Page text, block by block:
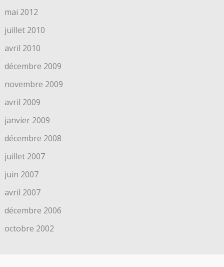
mai 2012
juillet 2010
avril 2010
décembre 2009
novembre 2009
avril 2009
janvier 2009
décembre 2008
juillet 2007
juin 2007
avril 2007
décembre 2006
octobre 2002